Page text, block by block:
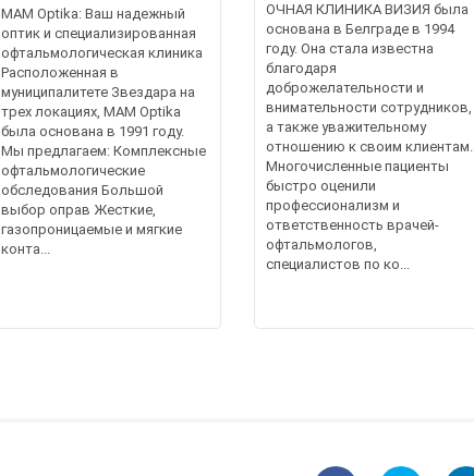
MAM Optika: Ваш надежный
оптик и специализированная
офтальмологическая клиника
Расположенная в
муниципалитете Звездара на
трех локациях, MAM Optika
была основана в 1991 году.
Мы предлагаем: Комплексные
офтальмологические
обследования Большой
выбор оправ Жесткие,
газопроницаемые и мягкие
конта...
ОЧНАЯ КЛИНИКА ВИЗИЯ была
основана в Белграде в 1994
году. Она стала известна
благодаря
доброжелательности и
внимательности сотрудников,
а также уважительному
отношению к своим клиентам.
Многочисленные пациенты
быстро оценили
профессионализм и
ответственность врачей-
офтальмологов,
специалистов по ко...